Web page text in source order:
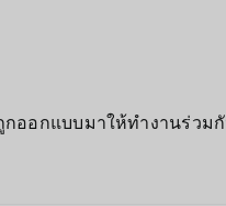
ออกแบบมาให้ทำงานร่วม